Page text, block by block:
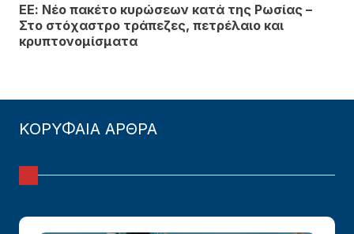
ΕΕ: Νέο πακέτο κυρώσεων κατά της Ρωσίας –
Στο στόχαστρο τράπεζες, πετρέλαιο και
κρυπτονομίσματα
ΚΟΡΥΦΑΙΑ ΑΡΘΡΑ